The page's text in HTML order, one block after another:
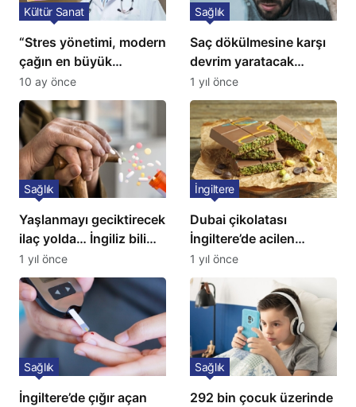
“Stres yönetimi, modern
çağın en büyük
tedavisidir”
Kültür Sanat
10 ay önce
Saç dökülmesine karşı
devrim yaratacak
çözüm: Ne ilaç ne saç
ekimi gerekiyor
Sağlık
1 yıl önce
Yaşlanmayı geciktirecek
ilaç yolda… İngiliz bilim
insanları açıkladı!
Sağlık
1 yıl önce
Dubai çikolatası
İngiltere’de acilen
toplatılıyor
İngiltere
1 yıl önce
İngiltere’de çığır açan
Sağlık
292 bin çocuk üzerinde
Sağlık